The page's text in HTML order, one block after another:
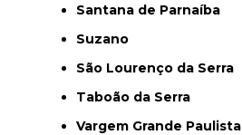
Santana de Parnaíba
Suzano
São Lourenço da Serra
Taboão da Serra
Vargem Grande Paulista